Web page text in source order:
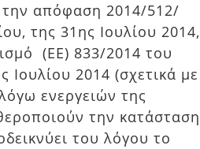
απόφαση 2014/512/
της 31ης Ιουλίου 2014,
(ΕΕ) 833/2014 του
Ιουλίου 2014 (σχετικά με
ενεργειών της
την κατάσταση
του λόγου το